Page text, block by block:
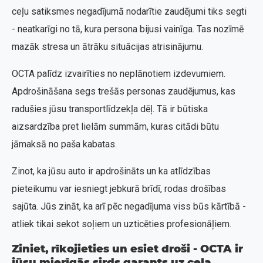
ceļu satiksmes negadījumā nodarītie zaudējumi tiks segti
- neatkarīgi no tā, kura persona bijusi vainīga. Tas nozīmē
mazāk stresa un ātrāku situācijas atrisinājumu.
OCTA palīdz izvairīties no neplānotiem izdevumiem.
Apdrošināšana segs trešās personas zaudējumus, kas
radušies jūsu transportlīdzekļa dēļ. Tā ir būtiska
aizsardzība pret lielām summām, kuras citādi būtu
jāmaksā no paša kabatas.
Zinot, ka jūsu auto ir apdrošināts un ka atlīdzības
pieteikumu var iesniegt jebkurā brīdī, rodas drošības
sajūta. Jūs zināt, ka arī pēc negadījuma viss būs kārtībā -
atliek tikai sekot soļiem un uzticēties profesionāļiem.
Ziniet, rīkojieties un esiet droši - OCTA ir